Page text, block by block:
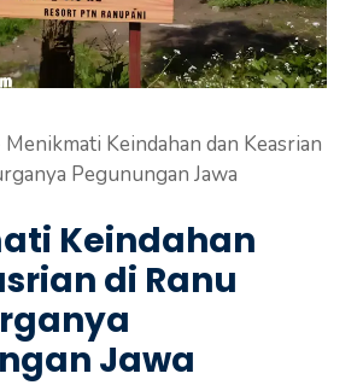
Menikmati Keindahan dan Keasrian
Pegunungan Jawa
Keindahan
di Ranu
Jawa